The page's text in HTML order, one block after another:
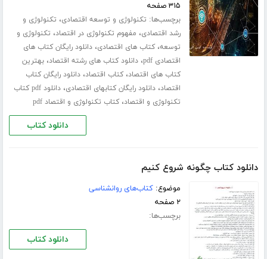
۳۱۵ صفحه
برچسب‌ها: تکنولوژی و توسعه اقتصادی، تکنولوژی و
رشد اقتصادی، مفهوم تکنولوژی در اقتصاد، تکنولوژی و
توسعه،کتاب های اقتصادی،دانلود رایگان کتاب های
اقتصادی pdf
،دانلود کتاب های رشته اقتصاد،بهترین
کتاب های اقتصاد،کتاب اقتصاد،دانلود رایگان کتاب
اقتصاد،دانلود رایگان کتابهای اقتصادی،
دانلود pdf کتاب
تکنولوژی و اقتصاد،کتاب تکنولوژی و اقتصاد pdf
دانلود کتاب
دانلود کتاب چگونه شروع کنیم
موضوع:کتاب‌های روانشناسی
۲ صفحه
برچسب‌ها:
دانلود کتاب